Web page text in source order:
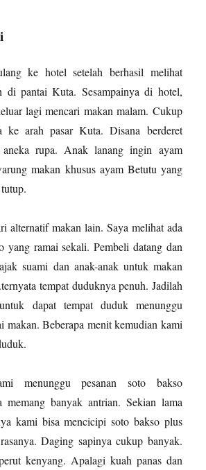
ke hotel setelah berhasil melihat
di pantai Kuta. Sesampainya di hotel,
lagi mencari makan malam. Cukup
ke arah pasar Kuta. Disana berderet
aneka rupa. Anak lanang ingin ayam
makan khusus ayam Betutu yang
alternatif makan lain. Saya melihat ada
yang ramai sekali. Pembeli datang dan
suami dan anak-anak untuk makan
tempat duduknya penuh. Jadilah
dapat tempat duduk menunggu
makan. Beberapa menit kemudian kami
menunggu pesanan soto bakso
memang banyak antrian. Sekian lama
kami bisa mencicipi soto bakso plus
Daging sapinya cukup banyak.
kenyang. Apalagi kuah panas dan